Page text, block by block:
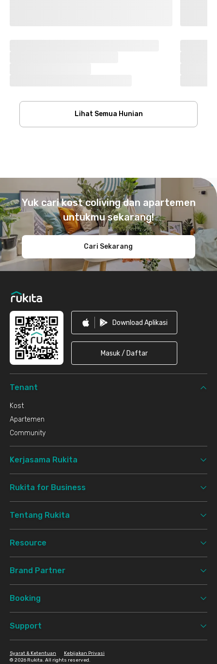
Lihat Semua Hunian
Yuk cari kost coliving dan apartemen
untukmu sekarang!
Cari Sekarang
Download Aplikasi
Masuk / Daftar
Tenant
Kost
Apartemen
Community
Kerjasama Rukita
Rukita for Business
Tentang Rukita
Resource
Brand Partner
Booking
Support
© 2026 Rukita. All rights reserved.
Syarat & Ketentuan Kebijakan Privasi